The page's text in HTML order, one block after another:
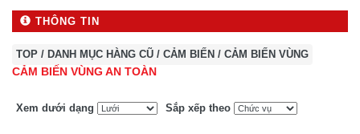
THÔNG TIN
TOP / DANH MỤC HÀNG CŨ / CẢM BIẾN / CẢM BIẾN VÙNG
CẢM BIẾN VÙNG AN TOÀN
Xem dưới dạng Sắp xếp theo